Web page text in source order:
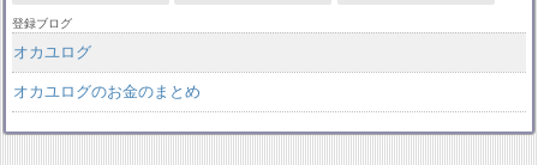
登録ブログ
オカユログ
オカユログのお金のまとめ